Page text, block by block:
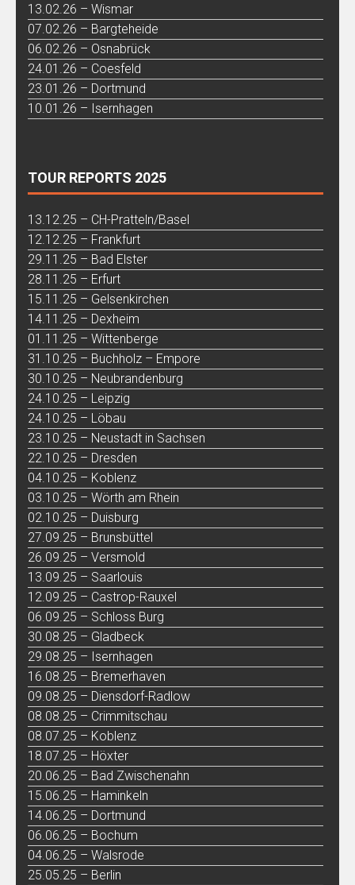
13.02.26 – Wismar
07.02.26 – Bargteheide
06.02.26 – Osnabrück
24.01.26 – Coesfeld
23.01.26 – Dortmund
10.01.26 – Isernhagen
TOUR REPORTS 2025
13.12.25 – CH-Pratteln/Basel
12.12.25 – Frankfurt
29.11.25 – Bad Elster
28.11.25 – Erfurt
15.11.25 – Gelsenkirchen
14.11.25 – Dexheim
01.11.25 – Wittenberge
31.10.25 – Buchholz – Empore
30.10.25 – Neubrandenburg
24.10.25 – Leipzig
24.10.25 – Löbau
23.10.25 – Neustadt in Sachsen
22.10.25 – Dresden
04.10.25 – Koblenz
03.10.25 – Wörth am Rhein
02.10.25 – Duisburg
27.09.25 – Brunsbüttel
26.09.25 – Versmold
13.09.25 – Saarlouis
12.09.25 – Castrop-Rauxel
06.09.25 – Schloss Burg
30.08.25 – Gladbeck
29.08.25 – Isernhagen
16.08.25 – Bremerhaven
09.08.25 – Diensdorf-Radlow
08.08.25 – Crimmitschau
08.07.25 – Koblenz
18.07.25 – Höxter
20.06.25 – Bad Zwischenahn
15.06.25 – Haminkeln
14.06.25 – Dortmund
06.06.25 – Bochum
04.06.25 – Walsrode
25.05.25 – Berlin